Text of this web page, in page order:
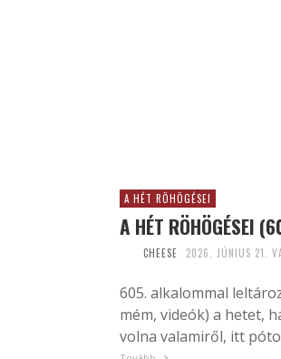
A HÉT RÖHÖGÉSEI
A HÉT RÖHÖGÉSEI
CHEESE 2026. JÚNIUS 21.
605. alkalommal
mém, videók) a hetet,
volna valamiről, itt